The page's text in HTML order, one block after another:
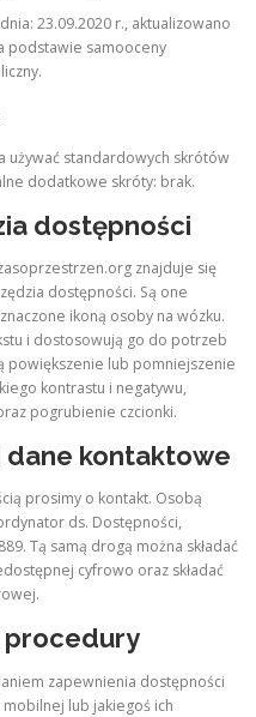
23.09.2020 r., aktualizowano
podstawie samooceny
używać standardowych skrótów
dodatkowe skróty: brak.
dostępności
znajduje się
dostępności. Są one
ikoną osoby na wózku.
i dostosowują go do potrzeb
powiększenie lub pomniejszenie
kontrastu i negatywu,
pogrubienie czcionki.
kontaktowe
prosimy o kontakt. Osobą
ds. Dostępności,
Tą samą drogą można składać
cyfrowo oraz składać
procedury
zapewnienia dostępności
lub jakiegoś ich